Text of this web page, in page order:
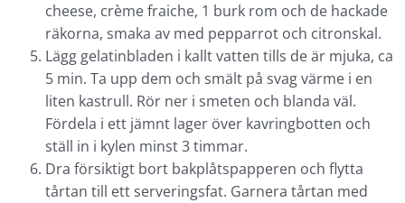
cheese, crème fraiche, 1 burk rom och de hackade
räkorna, smaka av med pepparrot och citronskal.
Lägg gelatinbladen i kallt vatten tills de är mjuka, ca
5 min. Ta upp dem och smält på svag värme i en
liten kastrull. Rör ner i smeten och blanda väl.
Fördela i ett jämnt lager över kavringbotten och
ställ in i kylen minst 3 timmar.
Dra försiktigt bort bakplåtspapperen och flytta
tårtan till ett serveringsfat. Garnera tårtan med